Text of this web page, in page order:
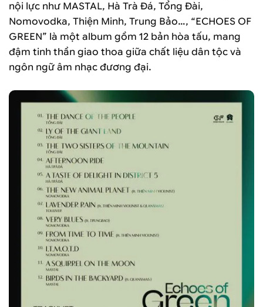
nội lực như MASTAL, Hà Trà Đá, Tổng Đài,
Nomovodka, Thiện Minh, Trung Bảo…, “ECHOES OF
GREEN” là một album gồm 12 bản hòa tấu, mang
đậm tinh thần giao thoa giữa chất liệu dân tộc và
ngôn ngữ âm nhạc đương đại.